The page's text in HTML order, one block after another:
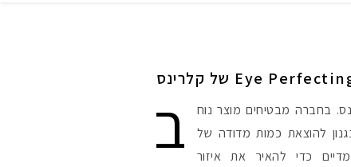
ב
בחברה מבטיחים מוצר נוח
להוצאת כמות מדודה של
כדי להאיר את איזור